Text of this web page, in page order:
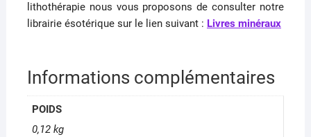
lithothérapie nous vous proposons de consulter notre
librairie ésotérique sur le lien suivant : Livres minéraux
Informations complémentaires
POIDS
0,12 kg